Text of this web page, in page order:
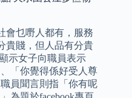
會乜嘢人都有，服務
貴賤，但人品有分貴
示女子向職員表示
「你覺得係好受人尊
員聞言則指「你有呢